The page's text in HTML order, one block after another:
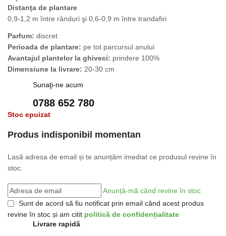
Distanţa de plantare
0,9-1,2 m între rânduri şi 0,6-0,9 m între trandafiri
Parfum: discret
Perioada de plantare: pe tot parcursul anului
Avantajul plantelor la ghiveci: prindere 100%
Dimensiune la livrare: 20-30 cm
Sunaţi-ne acum
0788 652 780
Stoc epuizat
Produs indisponibil momentan
Lasă adresa de email și te anunțăm imediat ce produsul revine în
stoc.
Anunță-mă când revine în stoc
Sunt de acord să fiu notificat prin email când acest produs
revine în stoc și am citit politică de confidențialitate
Livrare rapidă